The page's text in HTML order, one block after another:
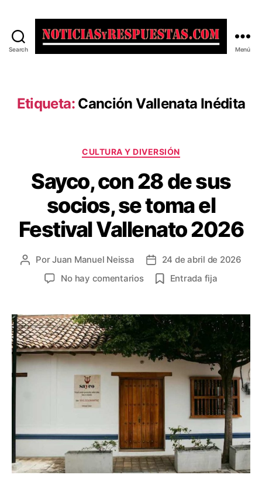
Search Menú
Etiqueta: Canción Vallenata Inédita
Categorías
CULTURA Y DIVERSIÓN
Sayco, con 28 de sus
socios, se toma el
Festival Vallenato 2026
Autor
PorJuan Manuel Neissa
Fecha
de
la
24 de abril de 2026
No hay comentariosen
28
de
sus
socios,
se
toma
Festival
2026
Entrada fija